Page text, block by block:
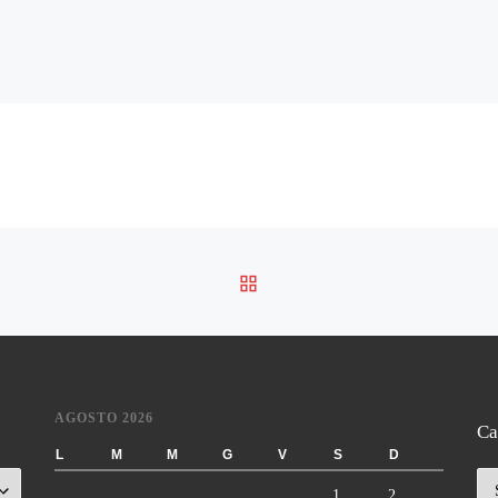
RITORNA ALLA LISTA
AGOSTO 2026
L M M G V S D
1 2